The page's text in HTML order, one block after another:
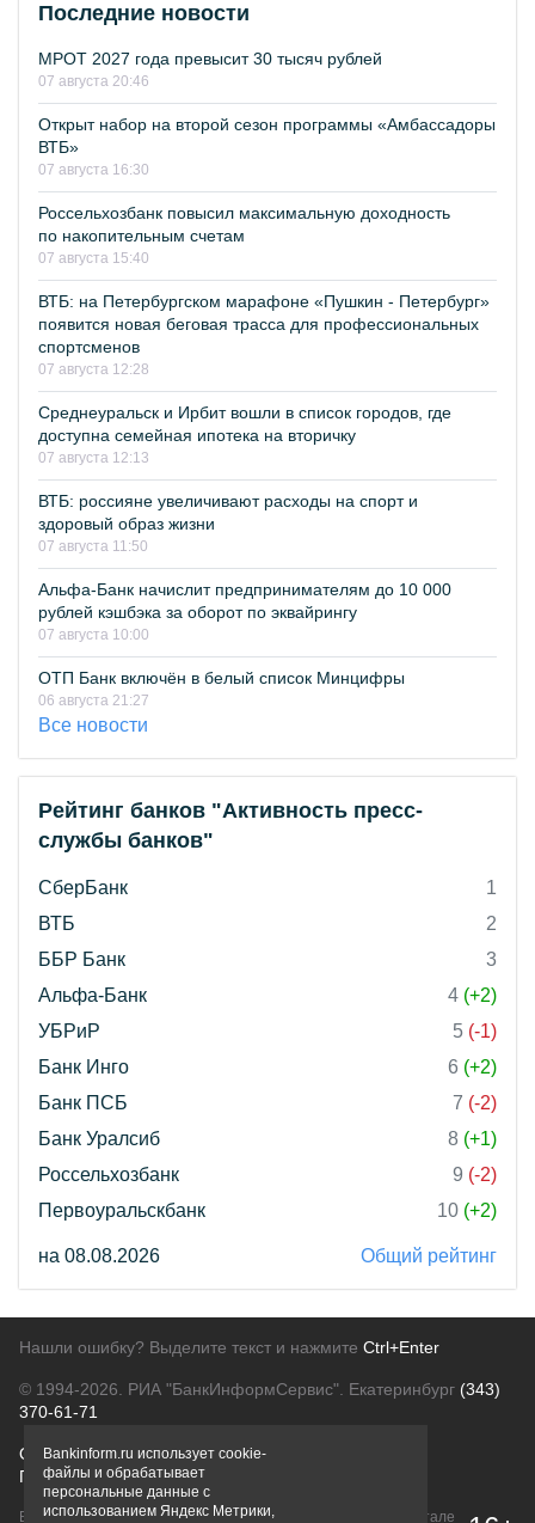
Последние новости
МРОТ 2027 года превысит 30 тысяч рублей
07 августа 20:46
Открыт набор на второй сезон программы «Амбассадоры
ВТБ»
07 августа 16:30
Россельхозбанк повысил максимальную доходность
по накопительным счетам
07 августа 15:40
ВТБ: на Петербургском марафоне «Пушкин - Петербург»
появится новая беговая трасса для профессиональных
спортсменов
07 августа 12:28
Среднеуральск и Ирбит вошли в список городов, где
доступна семейная ипотека на вторичку
07 августа 12:13
ВТБ: россияне увеличивают расходы на спорт и
здоровый образ жизни
07 августа 11:50
Альфа-Банк начислит предпринимателям до 10 000
рублей кэшбэка за оборот по эквайрингу
07 августа 10:00
ОТП Банк включён в белый список Минцифры
06 августа 21:27
Все новости
Рейтинг банков "Активность пресс-
службы банков"
СберБанк
1
ВТБ
2
ББР Банк
3
Альфа-Банк
4 (+2)
УБРиР
5 (-1)
Банк Инго
6 (+2)
Банк ПСБ
7 (-2)
Банк Уралсиб
8 (+1)
Россельхозбанк
9 (-2)
Первоуральскбанк
10 (+2)
на 08.08.2026 Общий рейтинг
Нашли ошибку? Выделите текст и нажмите Ctrl+Enter
© 1994-2026. РИА "БанкИнформСервис". Екатеринбург (343)
370-61-71
О проектеПолитика конфиденциальности
Правовая информацияДля рекламодателей
Вся информация о продуктах банков, размещенная на портале
Bankinform.ru использует cookie-
файлы и обрабатывает
персональные данные с
использованием Яндекс Метрики,